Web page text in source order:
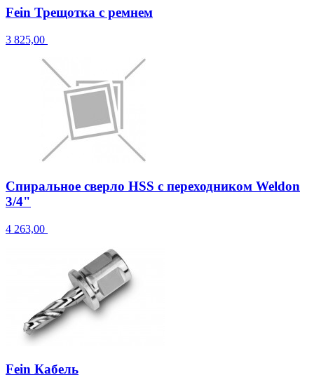
Fein Трещотка с ремнем
3 825,00
Спиральное сверло HSS с переходником Weldon
3/4"
4 263,00
Fein Кабель